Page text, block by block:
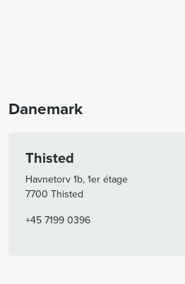
Danemark
Thisted
Havnetorv 1b, 1er étage
7700 Thisted
+45 7199 0396